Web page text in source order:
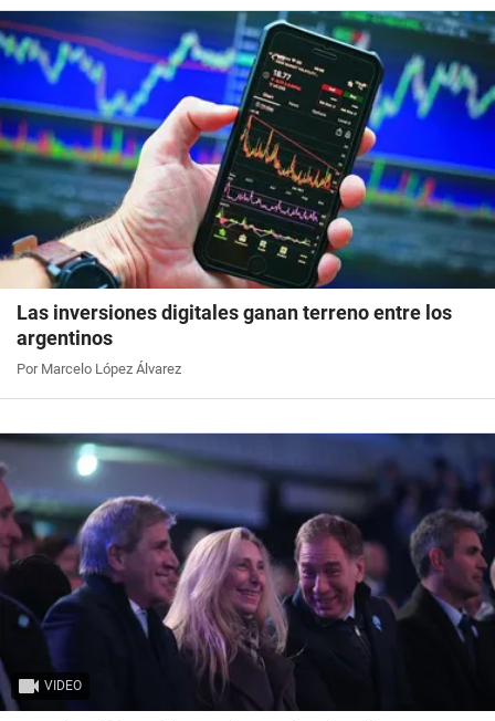
Las inversiones digitales ganan terreno entre los
argentinos
Por Marcelo López Álvarez
VIDEO